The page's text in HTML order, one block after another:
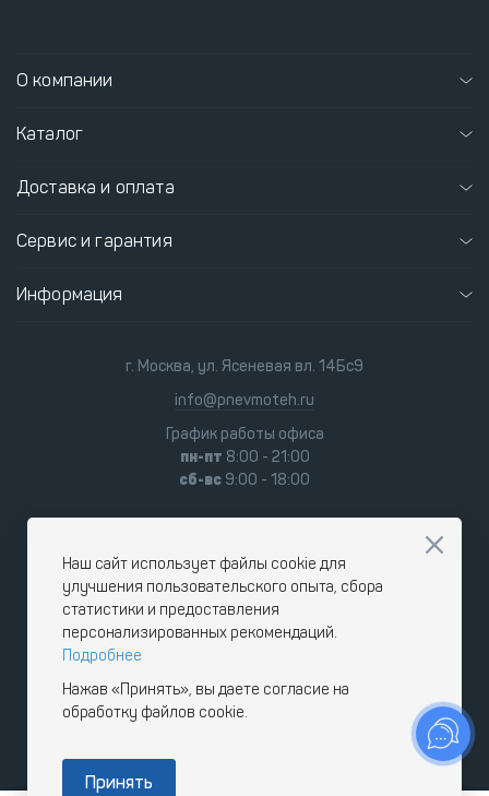
О компании
Каталог
Доставка и оплата
Сервис и гарантия
Информация
г. Москва, ул. Ясеневая вл. 14Бс9
info@pnevmoteh.ru
График работы офиса
пн-пт 8:00 - 21:00
сб-вс 9:00 - 18:00
Наш сайт использует файлы cookie для
улучшения пользовательского опыта, сбора
статистики и предоставления
персонализированных рекомендаций.
Подробнее
Нажав «Принять», вы даете согласие на
обработку файлов cookie.
Принять